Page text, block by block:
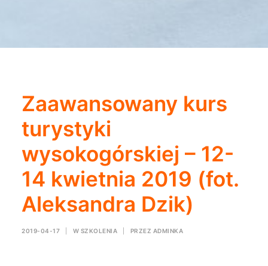
Zaawansowany kurs
turystyki
wysokogórskiej – 12-
14 kwietnia 2019 (fot.
Aleksandra Dzik)
2019-04-17 W SZKOLENIA PRZEZ ADMINKA